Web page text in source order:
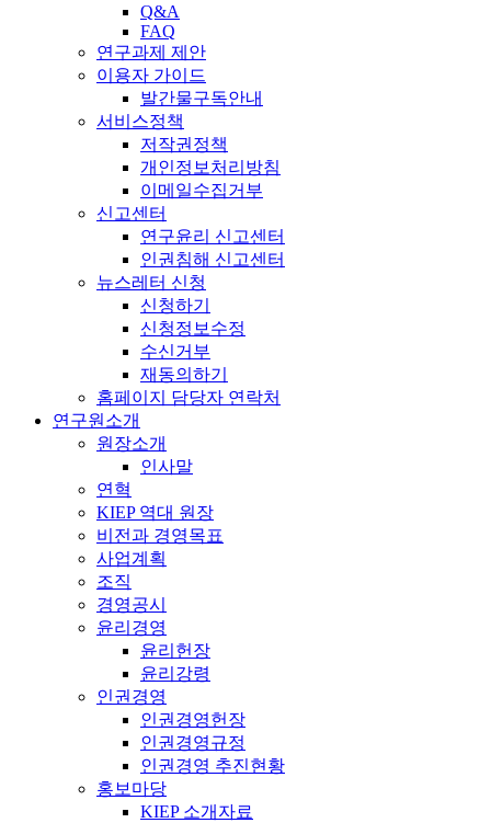
Q&A
FAQ
연구과제 제안
이용자 가이드
발간물구독안내
서비스정책
저작권정책
개인정보처리방침
이메일수집거부
신고센터
연구윤리 신고센터
인권침해 신고센터
뉴스레터 신청
신청하기
신청정보수정
수신거부
재동의하기
홈페이지 담당자 연락처
연구원소개
원장소개
인사말
연혁
KIEP 역대 원장
비전과 경영목표
사업계획
조직
경영공시
윤리경영
윤리헌장
윤리강령
인권경영
인권경영헌장
인권경영규정
인권경영 추진현황
홍보마당
KIEP 소개자료